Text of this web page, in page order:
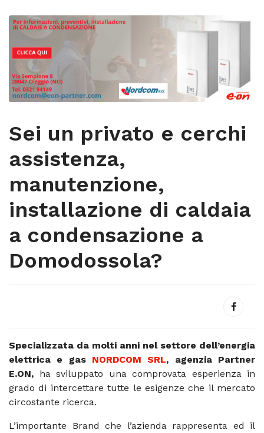
Sei un privato e cerchi
assistenza,
manutenzione,
installazione di caldaia
a condensazione a
Domodossola?
Specializzata da molti anni nel settore dell’energia
elettrica e gas NORDCOM SRL, agenzia Partner
E.ON, ha sviluppato una comprovata esperienza in
grado di intercettare tutte le esigenze che il mercato
circostante ricerca.
L’importante Brand che l’azienda rappresenta ed il